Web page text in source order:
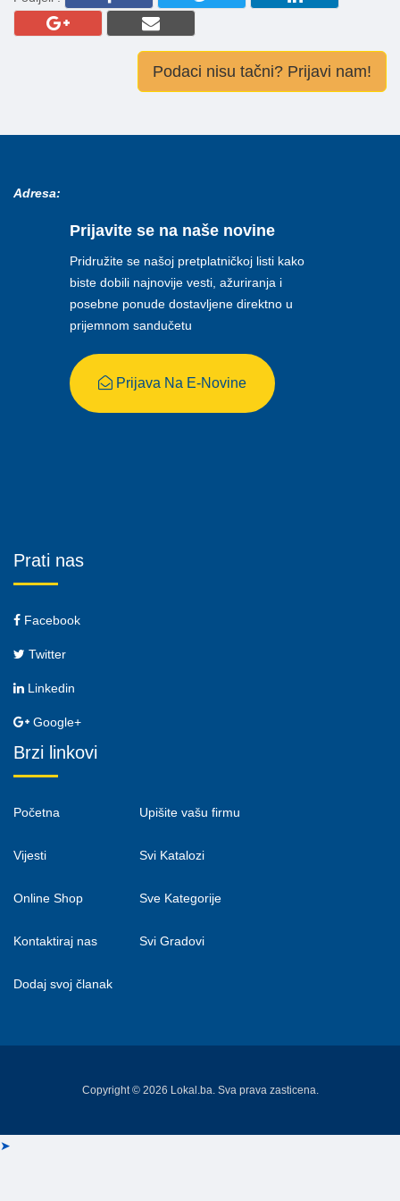
Podaci nisu tačni? Prijavi nam!
Adresa:
Prijavite se na naše novine
Pridružite se našoj pretplatničkoj listi kako
biste dobili najnovije vesti, ažuriranja i
posebne ponude dostavljene direktno u
prijemnom sandučetu
Prijava Na E-Novine
Prati nas
Facebook
Twitter
Linkedin
Google+
Brzi linkovi
Početna
Vijesti
Online Shop
Kontaktiraj nas
Dodaj svoj članak
Upišite vašu firmu
Svi Katalozi
Sve Kategorije
Svi Gradovi
Copyright © 2026 Lokal.ba. Sva prava zasticena.
➤